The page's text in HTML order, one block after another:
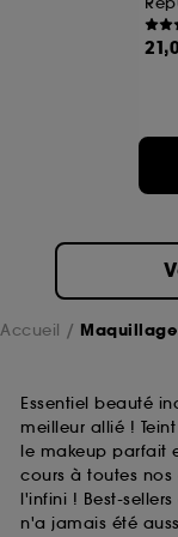
Accueil Maquillage
Essentiel beauté
meilleur allié !
le makeup parfait
cours à toutes
l'infini ! Best-
n'a jamais été
A l'exception
choix" ci-
Sephora
navigation
sur "continuer
moment
souhaitez